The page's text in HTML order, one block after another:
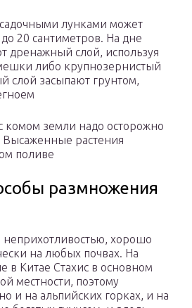
лунками может
20 сантиметров. На дне
дренажный слой, используя
либо крупнозернистый
слой засыпают грунтом,
комом земли надо осторожно
Высаженные растения
поливе
размножения
неприхотливостью, хорошо
на любых почвах. На
в Китае Стахис в основном
местности, поэтому
и на альпийских горках, и на